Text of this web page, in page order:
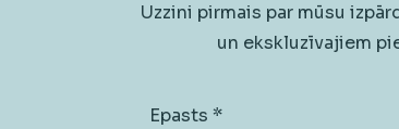
Uzzini pirmais par mūsu
un ekskluzīvajiem
Epasts *